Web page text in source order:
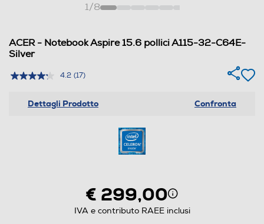
1/8
ACER - Notebook Aspire 15.6 pollici A115-32-C64E-
Silver
4.2 (17)
Dettagli Prodotto Confronta
€ 299,00
IVA e contributo RAEE inclusi